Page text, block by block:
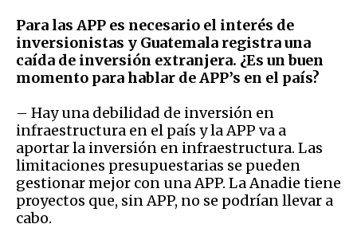
Para las APP es necesario el interés de
inversionistas y Guatemala registra una
caída de inversión extranjera. ¿Es un buen
momento para hablar de APP’s en el país?
– Hay una debilidad de inversión en
infraestructura en el país y la APP va a
aportar la inversión en infraestructura. Las
limitaciones presupuestarias se pueden
gestionar mejor con una APP. La Anadie tiene
proyectos que, sin APP, no se podrían llevar a
cabo.